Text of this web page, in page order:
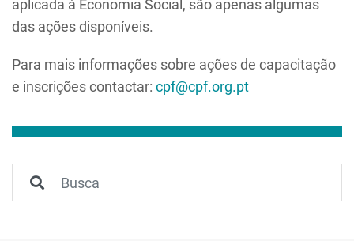
aplicada à Economia Social, são apenas algumas
das ações disponíveis.
Para mais informações sobre ações de capacitação
e inscrições contactar: cpf@cpf.org.pt